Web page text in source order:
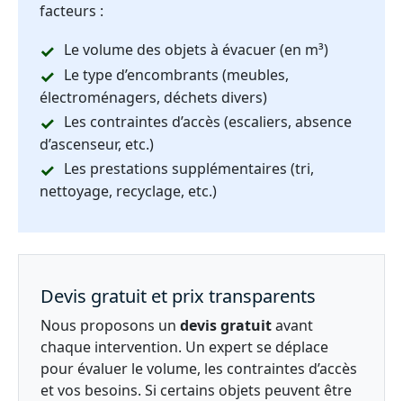
facteurs :
Le volume des objets à évacuer (en m³)
Le type d’encombrants (meubles,
électroménagers, déchets divers)
Les contraintes d’accès (escaliers, absence
d’ascenseur, etc.)
Les prestations supplémentaires (tri,
nettoyage, recyclage, etc.)
Devis gratuit et prix transparents
Nous proposons un devis gratuitavant
chaque intervention. Un expert se déplace
pour évaluer le volume, les contraintes d’accès
et vos besoins. Si certains objets peuvent être